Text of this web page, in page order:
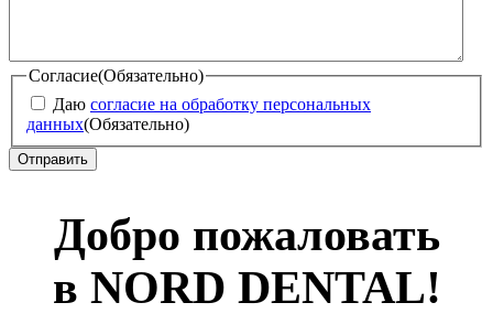
Согласие(Обязательно)
Даю согласие на обработку персональных
данных(Обязательно)
Добро пожаловать
в NORD DENTAL!